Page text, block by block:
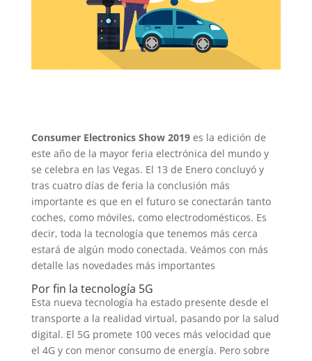
Consumer Electronics Show 2019es la edición de
este año de la mayor feria electrónica del mundo y
se celebra en las Vegas. El 13 de Enero concluyó y
tras cuatro días de feria la conclusión más
importante es que en el futuro se conectarán tanto
coches, como móviles, como electrodomésticos. Es
decir, toda la tecnología que tenemos más cerca
estará de algún modo conectada. Veámos con más
detalle las novedades más importantes
Por fin la tecnología 5G
Esta nueva tecnología ha estado presente desde el
transporte a la realidad virtual, pasando por la salud
digital. El 5G promete 100 veces más velocidad que
el 4G y con menor consumo de energía. Pero sobre